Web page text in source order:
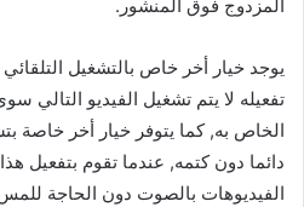
المزدوج فوق المنشور.
يوجد خيار أخر خاص بالتشغيل التلقائي
تفعيله لا يتم تشغيل الفيديو التالي
الخاص به, كما يتوفر خيار أخر خاصة
دائما دون كتمه, عندما تقوم بتفعيل
الفيديوهات بالصوت دون الحاجة